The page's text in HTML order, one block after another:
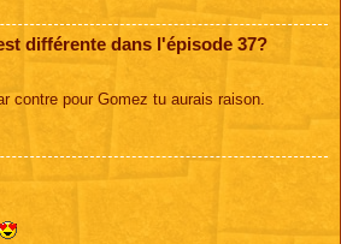
différente dans l'épisode 37?
contre pour Gomez tu aurais raison.